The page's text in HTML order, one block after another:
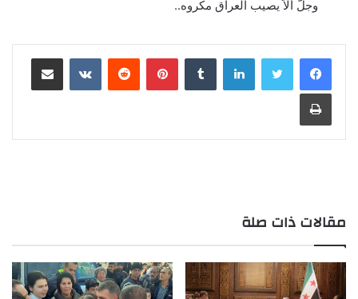
وجلّ ألاّ يصيب العراق مكروه..
لينكدإن بينتيريست مشاركة عبر البريد
طباعة
مقالات ذات صلة